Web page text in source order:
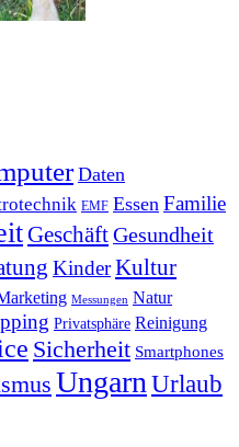
Daten
EMF Essen Familie
GeschäftGesundheit
KinderKultur
Messungen Natur
Privatsphäre Reinigung
Sicherheit Smartphones
Ungarn Urlaub